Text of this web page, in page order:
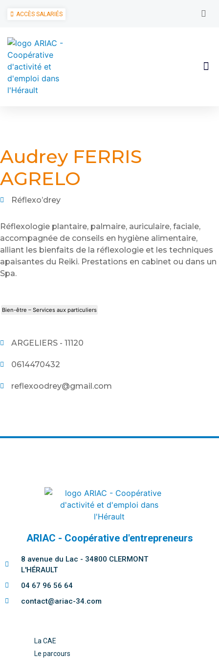
ACCÈS SALARIÉS
Audrey FERRIS
AGRELO
Réflexo’drey
Réflexologie plantaire, palmaire, auriculaire, faciale,
accompagnée de conseils en hygiène alimentaire,
alliant les bienfaits de la réflexologie et les techniques
apaisantes du Reiki. Prestations en cabinet ou dans un
Spa.
Bien-être – Services aux particuliers
ARGELIERS - 11120
0614470432
reflexoodrey@gmail.com
ARIAC - Coopérative d'entrepreneurs
8 avenue du Lac - 34800 CLERMONT
L'HÉRAULT
04 67 96 56 64
contact@ariac-34.com
La CAE
Le parcours